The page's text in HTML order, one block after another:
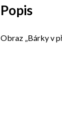
Popis
Obraz „Bárky v